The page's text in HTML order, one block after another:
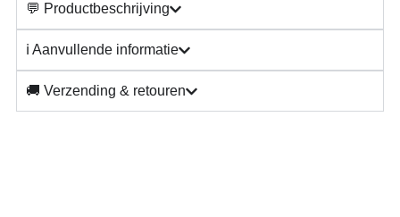
💬 Productbeschrijving
ℹ️ Aanvullende informatie
🚚 Verzending & retouren